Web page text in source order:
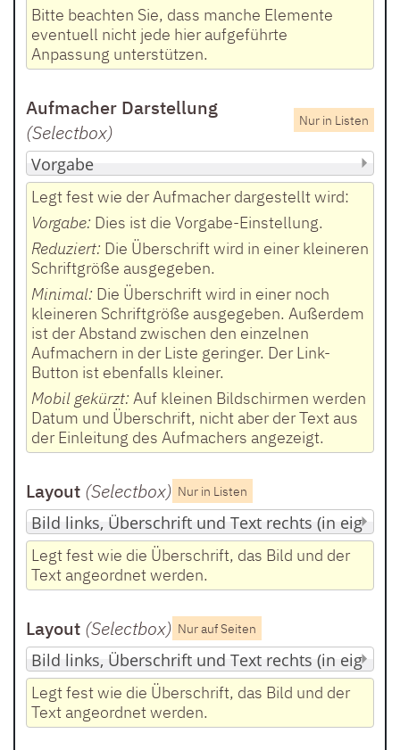
Bitte beachten Sie, dass manche Elemente
eventuell nicht jede hier aufgeführte
Anpassung unterstützen.
Aufmacher Darstellung
(Selectbox) Nur in Listen
Legt fest wie der Aufmacher dargestellt wird:
Vorgabe: Dies ist die Vorgabe-Einstellung.
Reduziert: Die Überschrift wird in einer kleineren
Schriftgröße ausgegeben.
Minimal: Die Überschrift wird in einer noch
kleineren Schriftgröße ausgegeben. Außerdem
ist der Abstand zwischen den einzelnen
Aufmachern in der Liste geringer. Der Link-
Button ist ebenfalls kleiner.
Mobil gekürzt: Auf kleinen Bildschirmen werden
Datum und Überschrift, nicht aber der Text aus
der Einleitung des Aufmachers angezeigt.
Layout (Selectbox) Nur in Listen
Legt fest wie die Überschrift, das Bild und der
Text angeordnet werden.
Layout (Selectbox) Nur auf Seiten
Legt fest wie die Überschrift, das Bild und der
Text angeordnet werden.